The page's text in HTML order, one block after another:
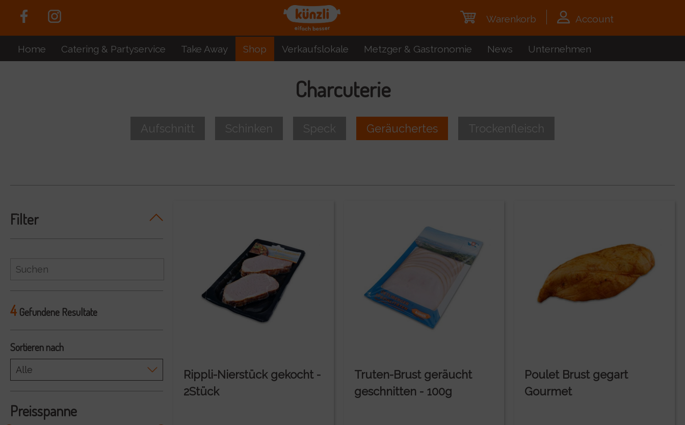
Warenkorb Account
Home Catering & Partyservice Take Away Shop Verkaufslokale Metzger & Gastronomie News Unternehmen
Charcuterie
Aufschnitt Schinken Speck Geräuchertes Trockenfleisch
Filter
4 Gefundene Resultate
Sortieren nach
Preisspanne
Rippli-Nierstück gekocht -
2Stück
Truten-Brust geräucht
geschnitten - 100g
Poulet Brust gegart
Gourmet